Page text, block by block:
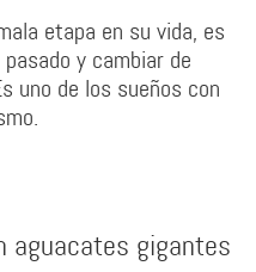
etapa en su vida, es
y cambiar de
uno de los sueños con
aguacates gigantes